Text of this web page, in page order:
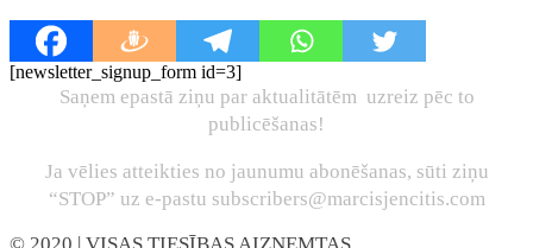
[newsletter_signup_form id=3]
Saņem epastā ziņu par aktualitātēm uzreiz pēc to
publicēšanas!
Ja vēlies atteikties no jaunumu abonēšanas, sūti ziņu
“STOP” uz e-pastu subscribers@marcisjencitis.com